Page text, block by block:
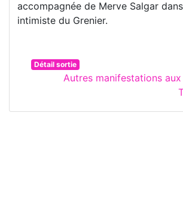
accompagnée de Merve Salgar
intimiste du Grenier.
Détail sortie
Autres manifestations